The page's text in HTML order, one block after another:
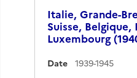
Italie, Grande-
Suisse, Belgique,
Luxembourg
Date
1939-1945